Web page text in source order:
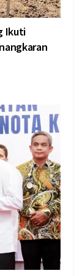
Ikuti